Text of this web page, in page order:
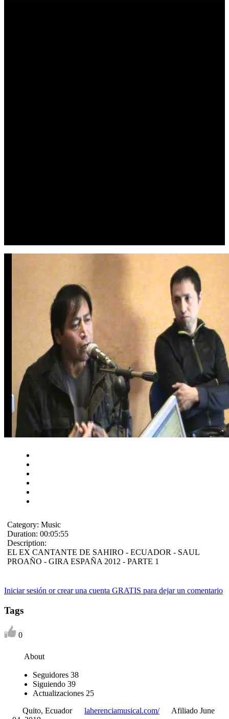
Category: Music
Duration: 00:05:55
Description:
EL EX CANTANTE DE SAHIRO - ECUADOR - SAUL
PROAÑO - GIRA ESPAÑA 2012 - PARTE 1
Iniciar sesión or crear una cuenta GRATIS para dejar un comentario
Tags
0
About
Seguidores 38
Siguiendo 39
Actualizaciones 25
Quito, Ecuador
laherenciamusical.com/
Afiliado June